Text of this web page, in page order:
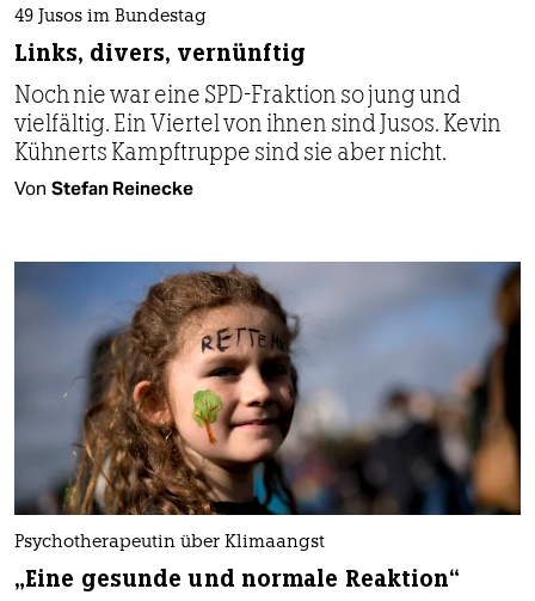
49 Jusos im Bundestag
Links, divers, vernünftig
Noch nie war eine SPD-Fraktion so jung und
vielfältig. Ein Viertel von ihnen sind Jusos. Kevin
Kühnerts Kampftruppe sind sie aber nicht.
Von Stefan Reinecke
Psychotherapeutin über Klimaangst
„Eine gesunde und normale Reaktion“